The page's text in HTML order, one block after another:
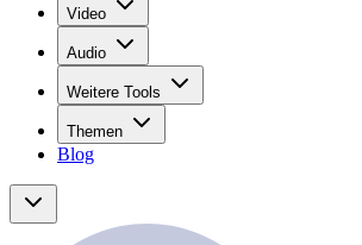
Video
Audio
Weitere Tools
Themen
Blog